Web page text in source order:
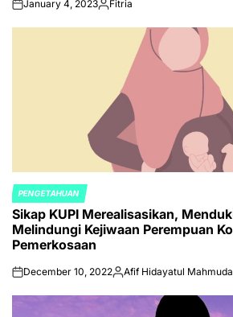
onJanuary 4, 2023Posted
Fitria
POSTED
IN
PENGETAHUAN
Sikap KUPI Merealisasikan,
Melindungi Kejiwaan Perempuan
Pemerkosaan
onDecember 10, 2022Posted
Afif Hidayatul